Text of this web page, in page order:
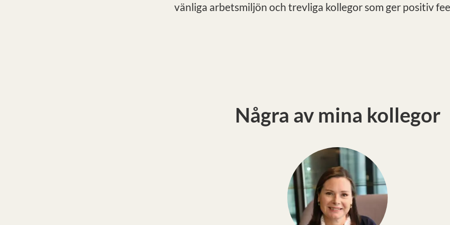
vänliga arbetsmiljön och trevliga kollegor som ger positiv
Några av mina kollegor